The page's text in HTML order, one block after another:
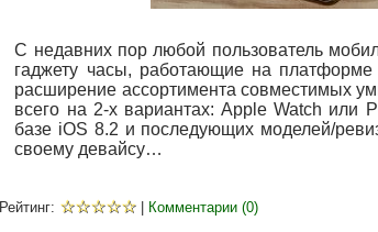
С недавних пор любой пользователь
гаджету часы, работающие на платформе
расширение ассортимента совместимых
всего на 2-х вариантах: Apple Watch или
базе iOS 8.2 и последующих моделей/
своему девайсу…
Рейтинг: ☆☆☆☆☆| Комментарии (0)